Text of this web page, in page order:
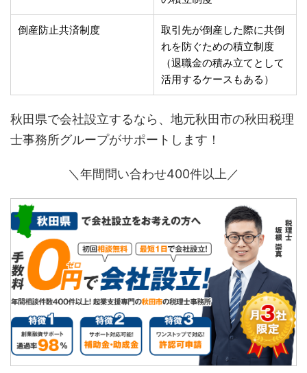
倒産防止共済制度
取引先が倒産した際に共倒
れを防ぐための積立制度
（退職金の積み立てとして
活用するケースもある）
秋田県で会社設立するなら、地元秋田市の秋田税理
士事務所グループがサポートします！
＼年間問い合わせ400件以上／